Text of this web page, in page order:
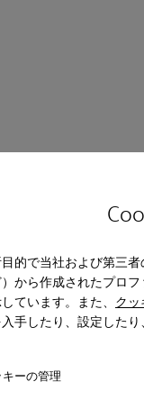
的で当社および第三
から作成されたプロ
ています。また、 ク
手したり、設定したり
キーの管理
フィルタリングされます。